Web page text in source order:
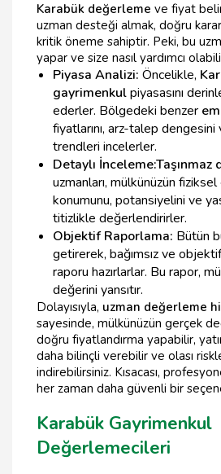
Karabük değerleme ve fiyat
uzman desteği almak, doğru
kritik öneme sahiptir. Peki, bu
yapar ve size nasıl yardımcı
Piyasa Analizi: Öncelikle,
gayrimenkulpiyasasını
ederler. Bölgedeki benzer
fiyatlarını, arz-talep
trendleri incelerler.
Detaylı İnceleme:Taşınmaz
uzmanları, mülkünüzün fiziksel
konumunu, potansiyelini ve
titizlikle değerlendirirler.
Objektif Raporlama: Bütün
getirerek, bağımsız ve
raporu hazırlarlar. Bu rapor,
değerini yansıtır.
Dolayısıyla, uzman değerleme
sayesinde, mülkünüzün gerçek
doğru fiyatlandırma yapabilir,
daha bilinçli verebilir ve olası
indirebilirsiniz. Kısacası,
her zaman daha güvenli bir
Karabük Gayrimenkul
Değerlemecileri